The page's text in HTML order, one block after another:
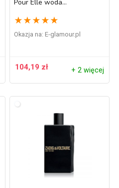
Pour Elle woda
ml
★ ★ ★ ★ ★
Okazja na: e-glamour.pl
104,19 zł + 2 więcej